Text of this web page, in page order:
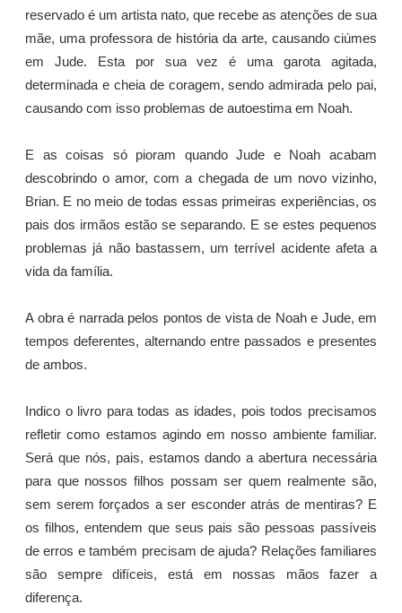
reservado é um artista nato, que recebe as atenções de sua
mãe, uma professora de história da arte, causando ciúmes
em Jude. Esta por sua vez é uma garota agitada,
determinada e cheia de coragem, sendo admirada pelo pai,
causando com isso problemas de autoestima em Noah.
E as coisas só pioram quando Jude e Noah acabam
descobrindo o amor, com a chegada de um novo vizinho,
Brian. E no meio de todas essas primeiras experiências, os
pais dos irmãos estão se separando. E se estes pequenos
problemas já não bastassem, um terrível acidente afeta a
vida da família.
A obra é narrada pelos pontos de vista de Noah e Jude, em
tempos deferentes, alternando entre passados e presentes
de ambos.
Indico o livro para todas as idades, pois todos precisamos
refletir como estamos agindo em nosso ambiente familiar.
Será que nós, pais, estamos dando a abertura necessária
para que nossos filhos possam ser quem realmente são,
sem serem forçados a ser esconder atrás de mentiras? E
os filhos, entendem que seus pais são pessoas passíveis
de erros e também precisam de ajuda? Relações familiares
são sempre difíceis, está em nossas mãos fazer a
diferença.